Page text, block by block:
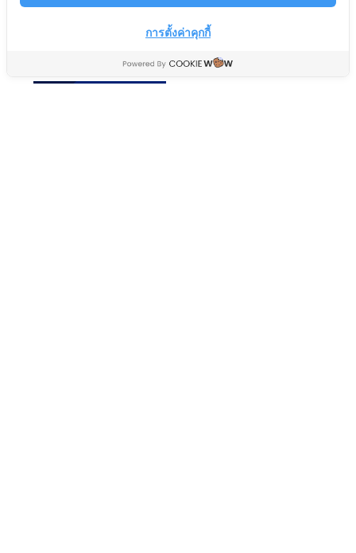
Appliance
519
เครื่องใช้ไฟฟ้าในบ้าน Home
Appliance
การตั้งค่าคุกกี้